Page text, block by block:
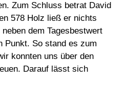
Zum Schluss betrat David
578 Holz ließ er nichts
dem Tagesbestwert
Punkt. So stand es zum
konnten uns über den
Darauf lässt sich